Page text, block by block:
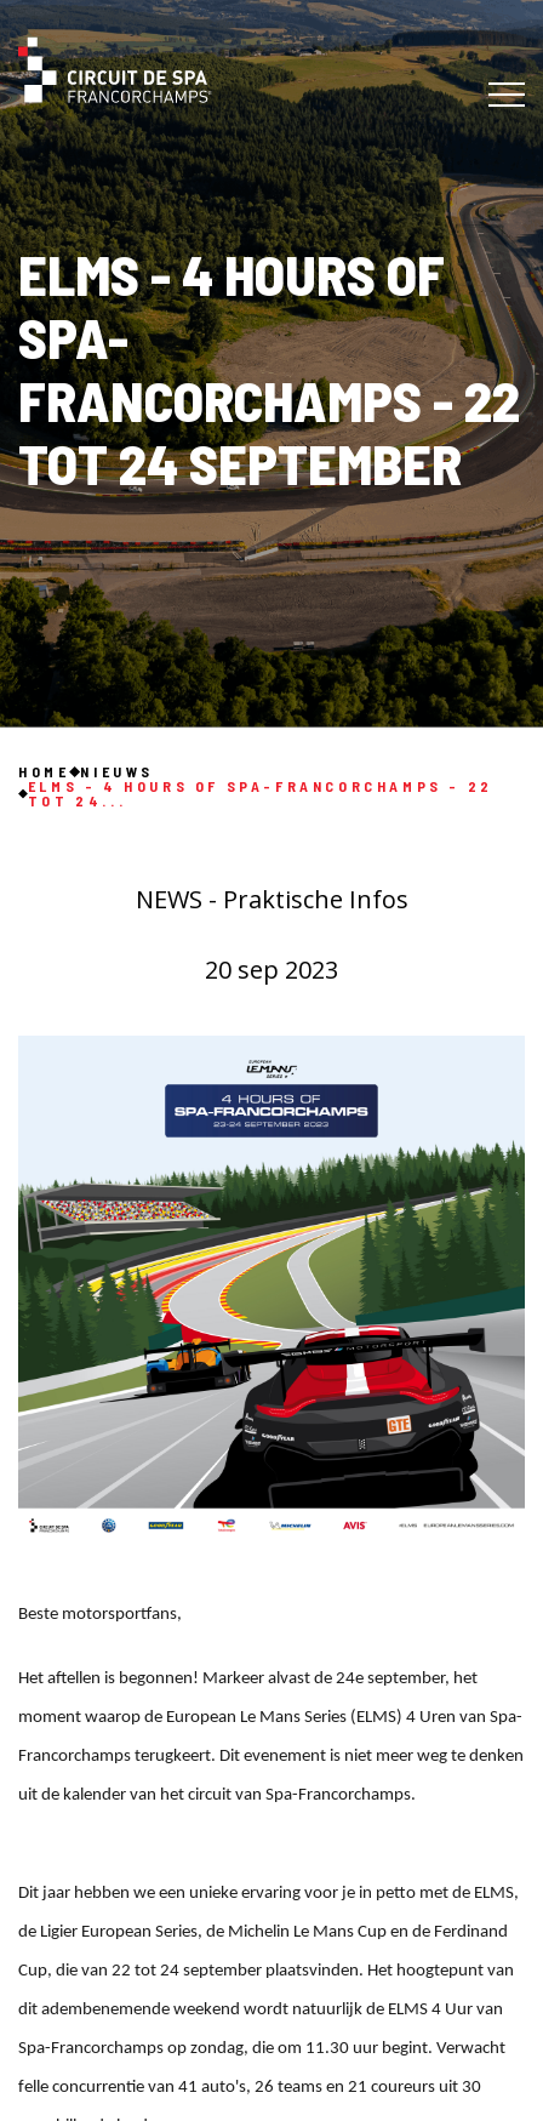
ELMS - 4 HOURS OF
SPA-
FRANCORCHAMPS - 22
TOT 24 SEPTEMBER
HOME
NIEUWS
ELMS - 4 HOURS OF SPA-FRANCORCHAMPS - 22
TOT 24...
NEWS - Praktische Infos
20 sep 2023
Beste motorsportfans,
Het aftellen is begonnen! Markeer alvast de 24e september, het
moment waarop de European Le Mans Series (ELMS) 4 Uren van Spa-
Francorchamps terugkeert. Dit evenement is niet meer weg te denken
uit de kalender van het circuit van Spa-Francorchamps.
Dit jaar hebben we een unieke ervaring voor je in petto met de ELMS,
de Ligier European Series, de Michelin Le Mans Cup en de Ferdinand
Cup, die van 22 tot 24 september plaatsvinden. Het hoogtepunt van
dit adembenemende weekend wordt natuurlijk de ELMS 4 Uur van
Spa-Francorchamps op zondag, die om 11.30 uur begint. Verwacht
felle concurrentie van 41 auto's, 26 teams en 21 coureurs uit 30